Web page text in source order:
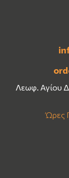
Λεωφ. Αγίου
Ώρες